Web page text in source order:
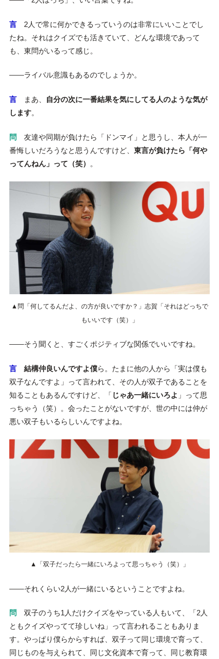
言2人で常に何かできるっていうのは非常にいいことでし
たね。それはクイズでも活きていて、どんな環境であって
も、東問がいるって感じ。
――ライバル意識もあるのでしょうか。
言まあ、
自分の次に一番結果を気にしてる人のような気が
します。
問
友達や同期が負けたら「ドンマイ」と思うし、本人が一
番悔しいだろうなと思うんですけど、 東言が負けたら「何や
ってんねん」って（笑）
。
▲問「何してるんだよ、の方が良いですか？」志賀「それはどっちで
もいいです（笑）」
――そう聞くと、すごくポジティブな関係でいいですね。
言 結構仲良いんですよ僕ら。たまに他の人から「実は僕も
双子なんですよ」って言われて、その人が双子であることを
知ることもあるんですけど、「 じゃあ一緒にいろよ 」って思
っちゃう（笑）。会ったことがないですが、世の中には仲が
悪い双子もいるらしいんですよね。
▲「双子だったら一緒にいろよって思っちゃう（笑）」
――それくらい2人が一緒にいるということですよね。
問
双子のうち1人だけクイズをやっている人もいて、「2人
ともクイズやってて珍しいね」って言われることもありま
す。やっぱり僕らからすれば、双子って同じ環境で育って、
同じものを与えられて、同じ文化資本で育って、同じ教育環